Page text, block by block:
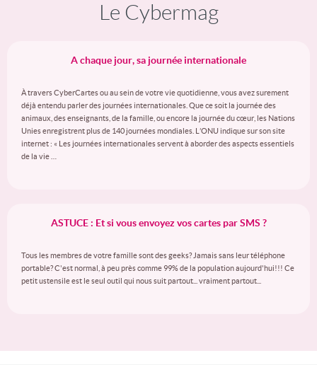
Le Cybermag
A chaque jour, sa journée internationale
À travers CyberCartes ou au sein de votre vie quotidienne, vous avez surement
déjà entendu parler des journées internationales. Que ce soit la journée des
animaux, des enseignants, de la famille, ou encore la journée du cœur, les Nations
Unies enregistrent plus de 140 journées mondiales. L’ONU indique sur son site
internet : « Les journées internationales servent à aborder des aspects essentiels
de la vie …
ASTUCE : Et si vous envoyez vos cartes par SMS ?
Tous les membres de votre famille sont des geeks? Jamais sans leur téléphone
portable? C'est normal, à peu près comme 99% de la population aujourd'hui!!! Ce
petit ustensile est le seul outil qui nous suit partout... vraiment partout...